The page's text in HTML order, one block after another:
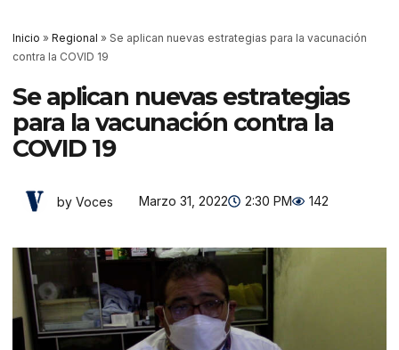
Inicio » Regional » Se aplican nuevas estrategias para la vacunación
contra la COVID 19
Se aplican nuevas estrategias
para la vacunación contra la
COVID 19
by Voces Marzo 31, 2022 2:30 PM 142